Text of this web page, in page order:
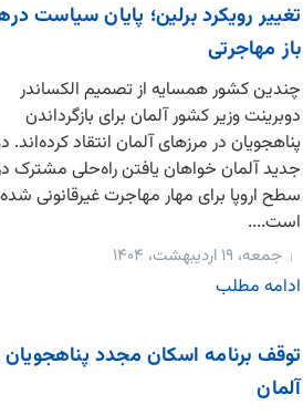
تغییر رویکرد برلین؛ پایان سیاست
باز مهاجرتی
چندین کشور همسایه از تصمیم الکساندر
دوبرینت وزیر کشور آلمان برای بازگرداندن
پناهجویان در مرزهای آلمان انتقاد کرده‌اند.
جدید آلمان خواهان یافتن راه‌حلی مشترک
سطح اروپا برای مهار مهاجرت غیرقانونی شده
است....
جمعه، ۱۹ اردیبهشت، ۱۴۰۴
ادامه مطلب
توقف برنامه اسکان مجدد پناهجویان
آلمان